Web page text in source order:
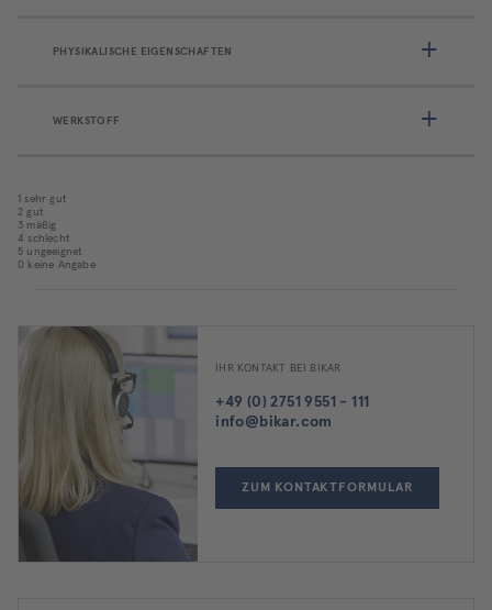
PHYSIKALISCHE EIGENSCHAFTEN
WERKSTOFF
1 sehr gut
2 gut
3 mäßig
4 schlecht
5 ungeeignet
0 keine Angabe
IHR KONTAKT BEI BIKAR
+49 (0) 2751 9551 - 111
info@bikar.com
ZUM KONTAKTFORMULAR